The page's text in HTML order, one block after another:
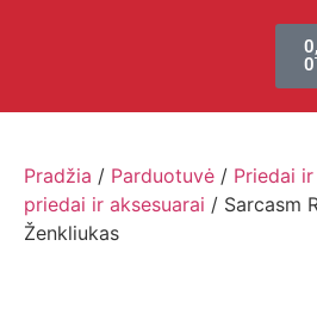
0
Pradžia / Parduotuvė / Priedai
priedai ir aksesuarai / Sarcasm
Ženkliukas